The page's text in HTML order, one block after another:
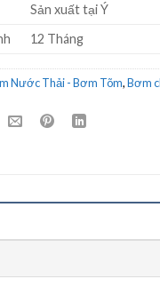
Sản xuất tại Ý
12 Tháng
Nước Thải - Bơm Tõm,Bơm